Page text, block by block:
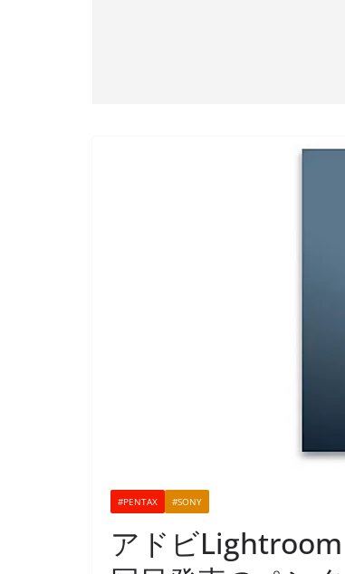
#PENTAX #SONY
アドビLightroom